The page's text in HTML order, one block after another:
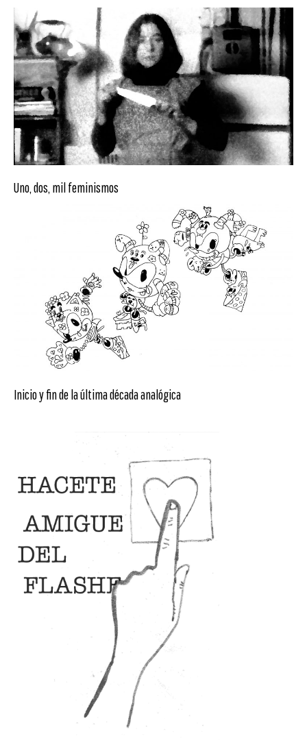
Uno, dos, mil feminismos
Inicio y fin de la última década analógica